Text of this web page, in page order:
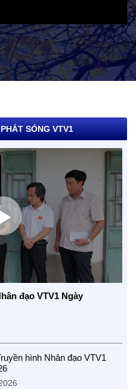
SÓNG VTV1
đạo VTV1 Ngày
hình Nhân đạo VTV1